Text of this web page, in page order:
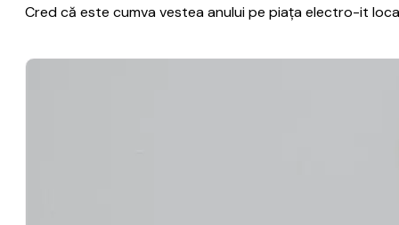
Cred că este cumva vestea anului pe piața electro-it